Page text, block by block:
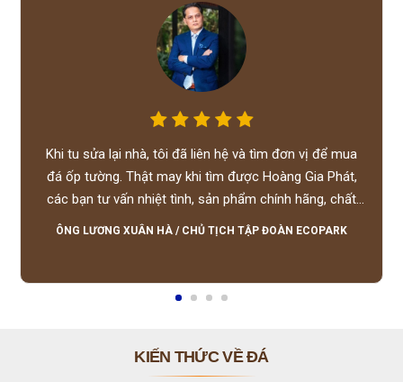
Khi tu sửa lại nhà, tôi đã liên hệ và tìm đơn vị để mua
đá ốp tường. Thật may khi tìm được Hoàng Gia Phát,
các bạn tư vấn nhiệt tình, sản phẩm chính hãng, chất
lượng tốt, giá hợp lý, hỗ trợ tận tình.
ÔNG LƯƠNG XUÂN HÀ / CHỦ TỊCH TẬP ĐOÀN ECOPARK
KIẾN THỨC VỀ ĐÁ